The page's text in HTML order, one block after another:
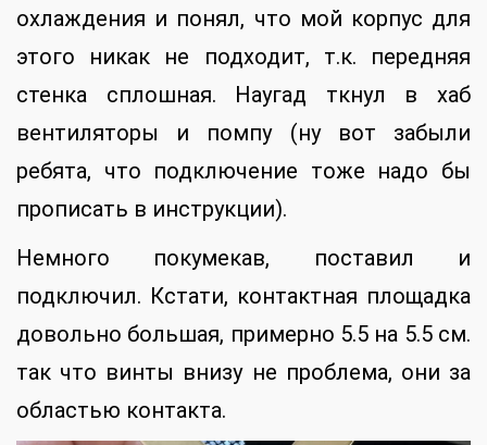
охлаждения и понял, что мой корпус для
этого никак не подходит, т.к. передняя
стенка сплошная. Наугад ткнул в хаб
вентиляторы и помпу (ну вот забыли
ребята, что подключение тоже надо бы
прописать в инструкции).
Немного покумекав, поставил и
подключил. Кстати, контактная площадка
довольно большая, примерно 5.5 на 5.5 см.
так что винты внизу не проблема, они за
областью контакта.